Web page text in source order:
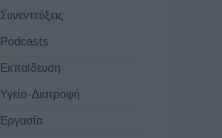
Συνεντεύξεις
Podcasts
Εκπαίδευση
Υγεία-Διατροφή
Εργασία